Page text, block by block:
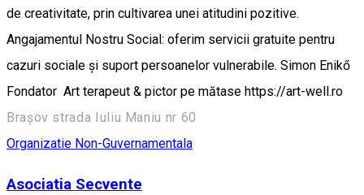
de creativitate, prin cultivarea unei atitudini pozitive.
Angajamentul Nostru Social: oferim servicii gratuite pentru
cazuri sociale și suport persoanelor vulnerabile. Simon Enikő
Fondator Art terapeut & pictor pe mătase https://art-well.ro
Brașov strada Iuliu Maniu nr 60
Organizatie Non-Guvernamentala
Asociatia Secvente